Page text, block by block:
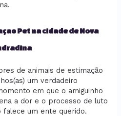
Pet na cidade de Nova
de animais de estimação
um verdadeiro
em que o amiguinho
a dor e o processo de luto
falece um ente querido.